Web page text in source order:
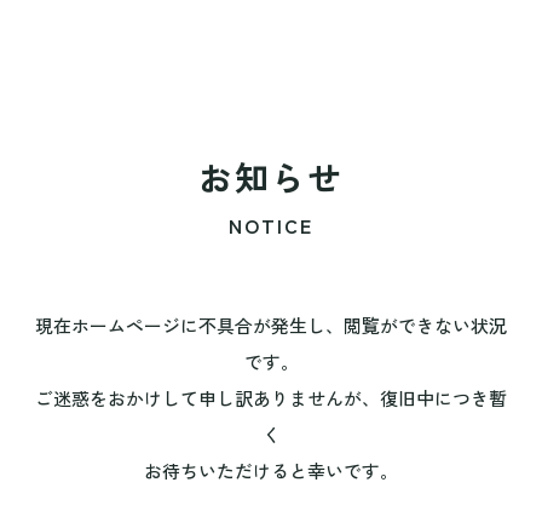
お知らせ
NOTICE
現在ホームページに不具合が発生し、閲覧ができない状況
です。
ご迷惑をおかけして申し訳ありませんが、復旧中につき暫
く
お待ちいただけると幸いです。